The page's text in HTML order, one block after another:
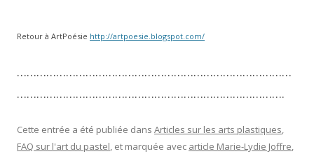
Retour à ArtPoésie http://artpoesie.blogspot.com/
…………………………………………………………………………
……………………………………………………………………….
Cette entrée a été publiée dans Articles sur les arts plastiques,
FAQ sur l'art du pastel, et marquée avec article Marie-Lydie Joffre,